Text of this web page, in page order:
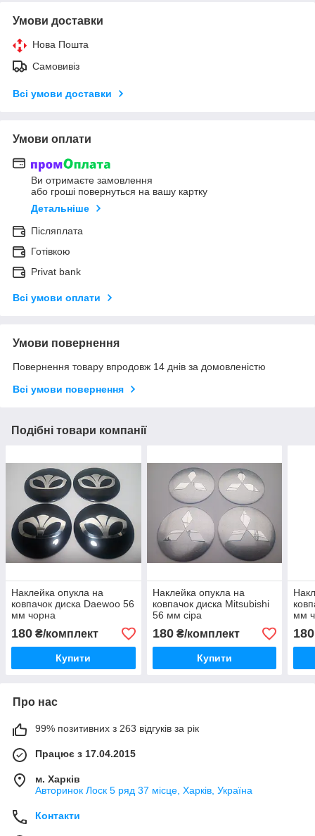
Умови доставки
Нова Пошта
Самовивіз
Всі умови доставки
Умови оплати
Ви отримаєте замовлення
або гроші повернуться на вашу картку
Детальніше
Післяплата
Готівкою
Privat bank
Всі умови оплати
Умови повернення
Повернення товару впродовж 14 днів за домовленістю
Всі умови повернення
Подібні товари компанії
Наклейка опукла на
ковпачок диска Daewoo 56
мм чорна
180 ₴/комплект
Купити
Наклейка опукла на
ковпачок диска Mitsubishi
56 мм сіра
180₴/комплект
Купити
мм
180
Про нас
99% позитивних з 263 відгуків за рік
Працює з 17.04.2015
м. Харків
Авторинок Лоск 5 ряд 37 місце, Харків, Україна
Контакти